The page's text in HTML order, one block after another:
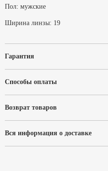
Пол: мужские
Ширина линзы: 19
Гарантия
Способы оплаты
Возврат товаров
Вся информация о доставке